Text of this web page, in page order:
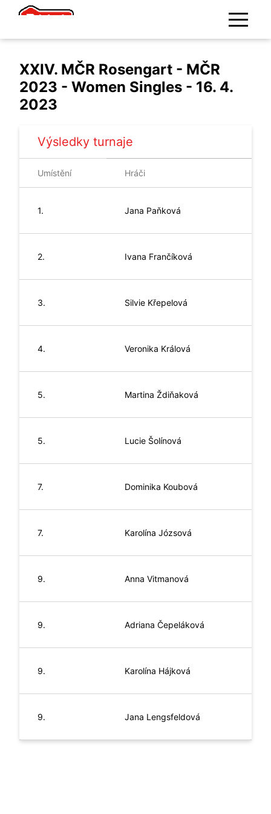
XXIV. MČR Rosengart - MČR
2023 - Women Singles - 16. 4.
2023
Výsledky turnaje
Umístění Hráči
1. Jana Paňková
2. Ivana Frančíková
3. Silvie Křepelová
4. Veronika Králová
5. Martina Ždiňaková
5. Lucie Šolínová
7. Dominika Koubová
7. Karolína Józsová
9. Anna Vitmanová
9. Adriana Čepeláková
9. Karolína Hájková
9. Jana Lengsfeldová